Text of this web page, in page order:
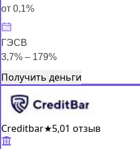
от 0,1%
ГЭСВ
3,7% – 179%
Получить деньги
Creditbar★5,01 отзыв